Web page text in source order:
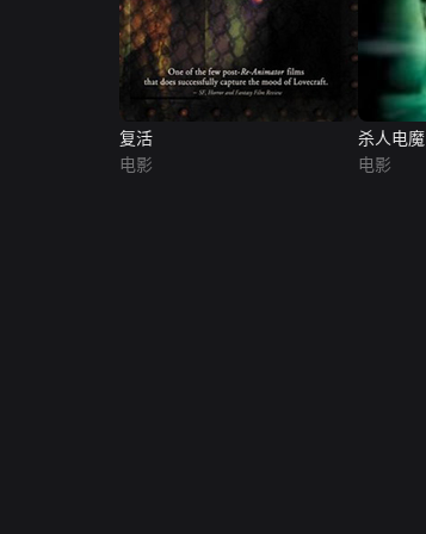
复活
电影
杀人电魔
电影